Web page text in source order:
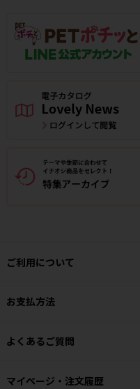
ご利用について
お支払方法
よくあるご質問
マイページ・注文履歴